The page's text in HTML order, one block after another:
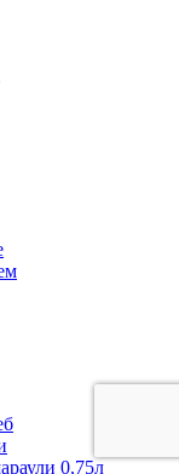
0,75л